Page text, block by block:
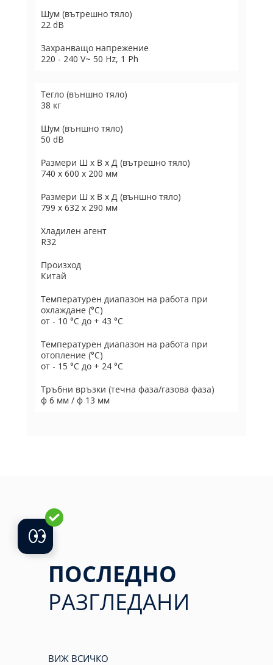
Шум (вътрешно тяло)
22 dB
Захранващо напрежение
220 - 240 V~ 50 Hz, 1 Ph
Тегло (външно тяло)
38 кг
Шум (външно тяло)
50 dB
Размери Ш х В х Д (вътрешно тяло)
740 x 600 x 200 мм
Размери Ш х В х Д (външно тяло)
799 х 632 х 290 мм
Хладилен агент
R32
Произход
Китай
Температурен диапазон на работа при
охлаждане (°C)
от - 10 °C до + 43 °C
Температурен диапазон на работа при
отопление (°C)
от - 15 °C до + 24 °C
Тръбни връзки (течна фаза/газова фаза)
ф 6 мм / ф 13 мм
ПОСЛЕДНО
РАЗГЛЕДАНИ
ВИЖ ВСИЧКО